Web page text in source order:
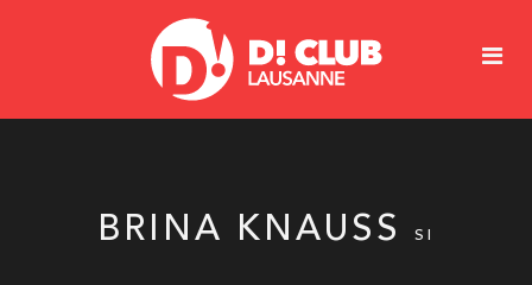
BRINA KNAUSS SI